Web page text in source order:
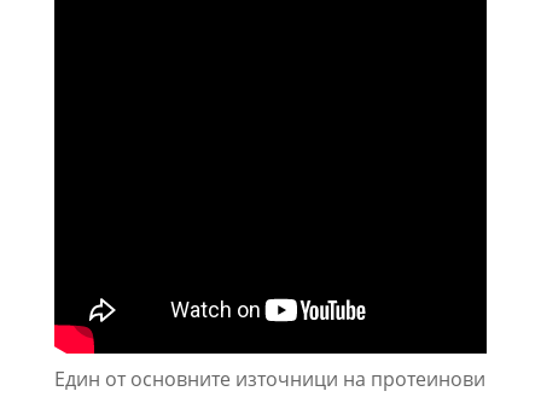
Един от основните източници на протеинови